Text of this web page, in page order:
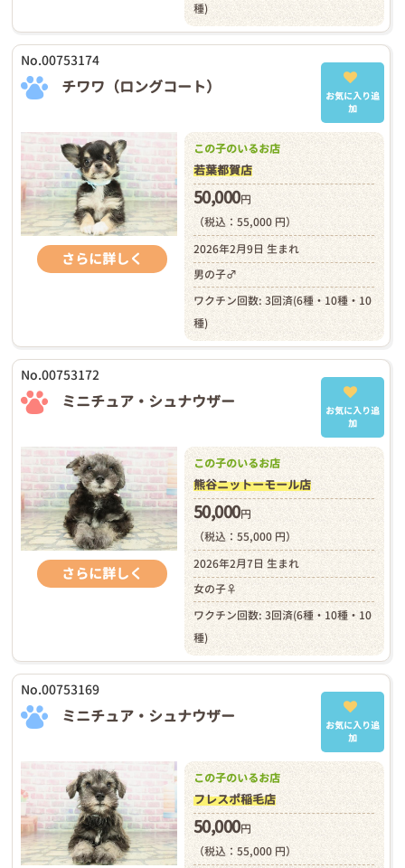
種)
No.00753174
チワワ（ロングコート）
お気に入り追
加
さらに詳しく
この子のいるお店
若葉都賀店
50,000円
（税込：55,000 円）
2026年2月9日 生まれ
男の子♂
ワクチン回数: 3回済(6種・10種・10
種)
No.00753172
ミニチュア・シュナウザー
お気に入り追
加
さらに詳しく
この子のいるお店
熊谷ニットーモール店
50,000円
（税込：55,000 円）
2026年2月7日 生まれ
女の子♀
ワクチン回数: 3回済(6種・10種・10
種)
No.00753169
ミニチュア・シュナウザー
お気に入り追
加
この子のいるお店
フレスポ稲毛店
50,000円
（税込：55,000 円）